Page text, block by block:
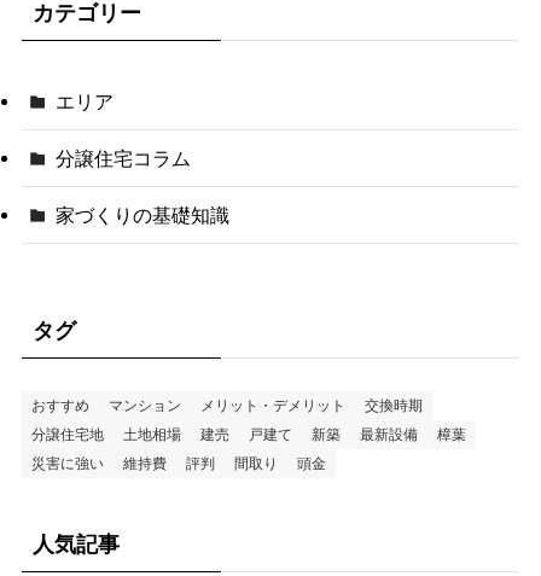
カテゴリー
エリア
分譲住宅コラム
家づくりの基礎知識
タグ
おすすめ マンション メリット・デメリット
交換時期
分譲住宅地
土地相場 建売 戸建て 新築 最新設備
樟葉
災害に強い
維持費 評判 間取り 頭金
人気記事